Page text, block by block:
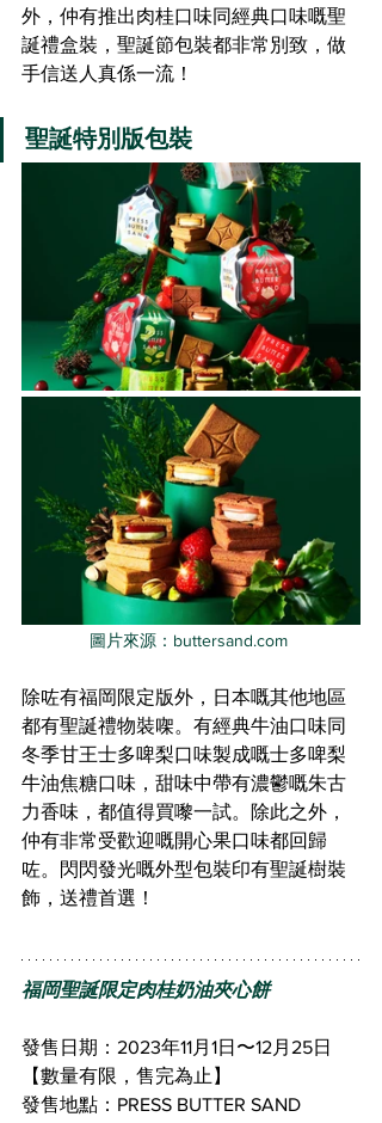
外，仲有推出肉桂口味同經典口味嘅聖
誕禮盒裝，聖誕節包裝都非常別致，做
手信送人真係一流！
聖誕特別版包裝
圖片來源：buttersand.com
除咗有福岡限定版外，日本嘅其他地區
都有聖誕禮物裝㗎。有經典牛油口味同
冬季甘王士多啤梨口味製成嘅士多啤梨
牛油焦糖口味，甜味中帶有濃鬱嘅朱古
力香味，都值得買嚟一試。除此之外，
仲有非常受歡迎嘅開心果口味都回歸
咗。閃閃發光嘅外型包裝印有聖誕樹裝
飾，送禮首選！
福岡聖誕限定肉桂奶油夾心餅
發售日期：2023年11月1日〜12月25日
【數量有限，售完為止】
發售地點：PRESS BUTTER SAND